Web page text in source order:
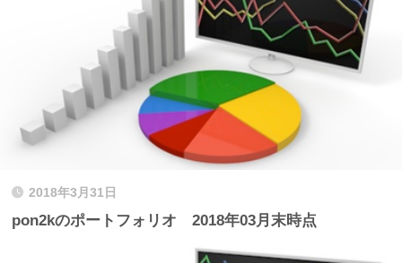
2018年3月31日
pon2kのポートフォリオ 2018年03月末時点